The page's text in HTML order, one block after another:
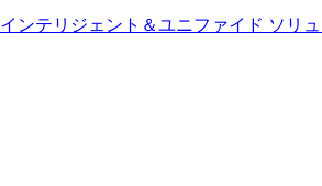
インテリジェント＆ユニファイド ソリ